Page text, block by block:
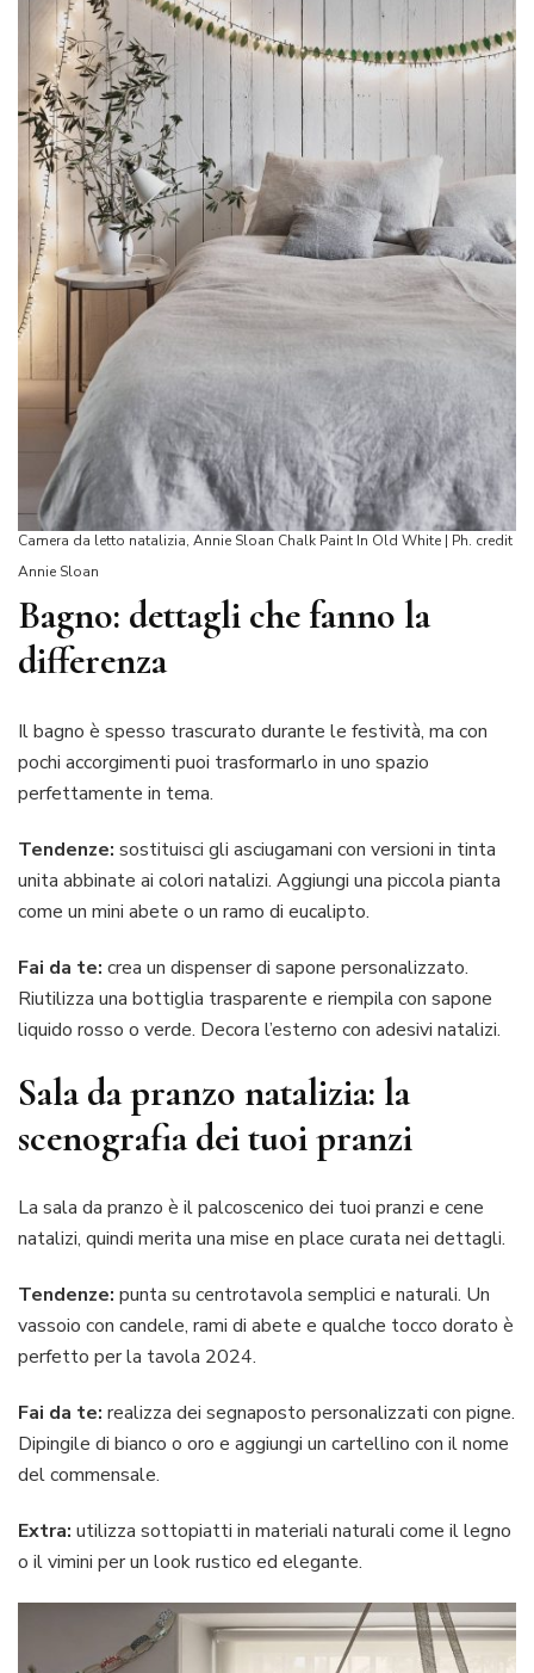
Camera da letto natalizia, Annie Sloan Chalk Paint In Old White | Ph. credit
Annie Sloan
Bagno: dettagli che fanno la
differenza
Il bagno è spesso trascurato durante le festività, ma con
pochi accorgimenti puoi trasformarlo in uno spazio
perfettamente in tema.
Tendenze: sostituisci gli asciugamani con versioni in tinta
unita abbinate ai colori natalizi. Aggiungi una piccola pianta
come un mini abete o un ramo di eucalipto.
Fai da te: crea un dispenser di sapone personalizzato.
Riutilizza una bottiglia trasparente e riempila con sapone
liquido rosso o verde. Decora l’esterno con adesivi natalizi.
Sala da pranzo natalizia: la
scenografia dei tuoi pranzi
La sala da pranzo è il palcoscenico dei tuoi pranzi e cene
natalizi, quindi merita una mise en place curata nei dettagli.
Tendenze: punta su centrotavola semplici e naturali. Un
vassoio con candele, rami di abete e qualche tocco dorato è
perfetto per la tavola 2024.
Fai da te: realizza dei segnaposto personalizzati con pigne.
Dipingile di bianco o oro e aggiungi un cartellino con il nome
del commensale.
Extra: utilizza sottopiatti in materiali naturali come il legno
o il vimini per un look rustico ed elegante.